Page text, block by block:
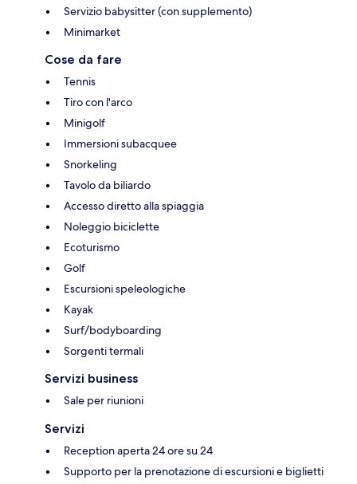
Servizio babysitter (con supplemento)
Minimarket
Cose da fare
Tennis
Tiro con l'arco
Minigolf
Immersioni subacquee
Snorkeling
Tavolo da biliardo
Accesso diretto alla spiaggia
Noleggio biciclette
Ecoturismo
Golf
Escursioni speleologiche
Kayak
Surf/bodyboarding
Sorgenti termali
Servizi business
Sale per riunioni
Servizi
Reception aperta 24 ore su 24
Supporto per la prenotazione di escursioni e biglietti